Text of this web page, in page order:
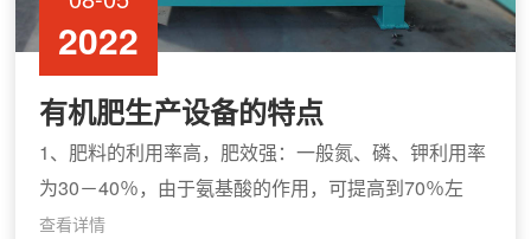
有机肥生产设备的特点
1、肥料的利用率高，肥效强：一般氮、磷、钾利用率
为30－40％，由于氨基酸的作用，可提高到70％左
右。肥料中氮、磷、钾及硅、钙、镁、铁、锰、锌、
查看详情
2022